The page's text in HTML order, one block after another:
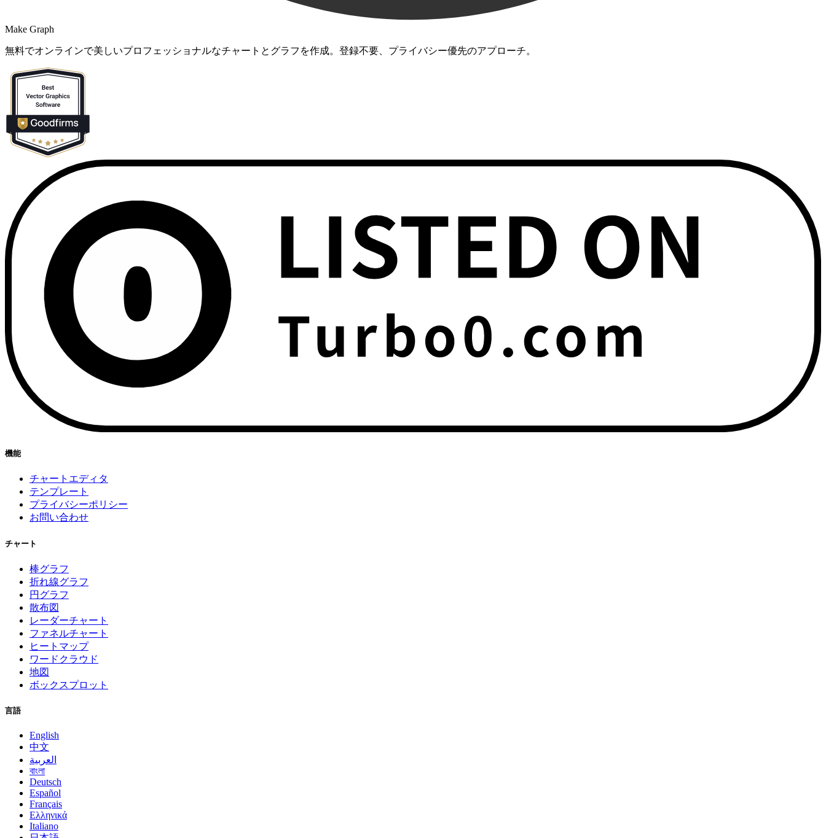
Make Graph
無料でオンラインで美しいプロフェッショナルなチャートとグラフを作成。登録不要、プライバシー優先のアプローチ。
機能
チャートエディタ
テンプレート
プライバシーポリシー
お問い合わせ
チャート
棒グラフ
折れ線グラフ
円グラフ
散布図
レーダーチャート
ファネルチャート
ヒートマップ
ワードクラウド
地図
ボックスプロット
言語
English
中文
العربية
বাংলা
Deutsch
Español
Français
Ελληνικά
Italiano